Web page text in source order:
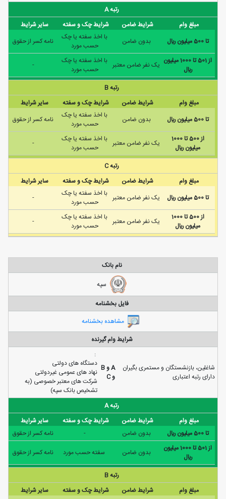
رتبه A
مبلغ وام
شرایط ضامن شرایط چک و سفته
سایر شرایط
بدون ضامن
با اخذ سفته يا چک
حسب مورد
نامه كسر از حقوق
از 501 تا 1000 ميليون
ريال
يک نفر ضامن معتبر
با اخذ سفته يا چک
حسب مورد
رتبه B
مبلغ وام
شرایط ضامن شرایط چک و سفته
سایر شرایط
بدون ضامن
با اخذ سفته يا چک
حسب مورد
نامه كسر از حقوق
از 500 تا 1000
ميليون ريال
يک نفر ضامن معتبر
با اخذ سفته يا چک
حسب مورد
رتبه C
مبلغ وام
شرایط ضامن شرایط چک و سفته
سایر شرایط
يک نفر ضامن معتبر
با اخذ سفته يا چک
حسب مورد
از 500 تا 1000
ميليون ريال
يک نفر ضامن معتبر
با اخذ سفته يا چک
حسب مورد
نام بانک
سپه
فایل بخشنامه
مشاهده بخشنامه
شرایط وام گیرنده
شاغلین، بازنشستگان و مستمری بگیران
دارای رتبه اعتباری
A و B دستگاه های دولتی
نهاد های عمومی غیردولتی
شرکت های معتبر خصوصی (به
تشخیص بانک سپه)
رتبه A
مبلغ وام
شرایط ضامن شرایط چک و سفته
سایر شرایط
بدون ضامن
نامه كسر از حقوق
از 501 تا 1000 ميليون
ريال
بدون ضامن سفته حسب مورد نامه كسر از حقوق
رتبه B
مبلغ وام
شرایط ضامن شرایط چک و سفته
سایر شرایط